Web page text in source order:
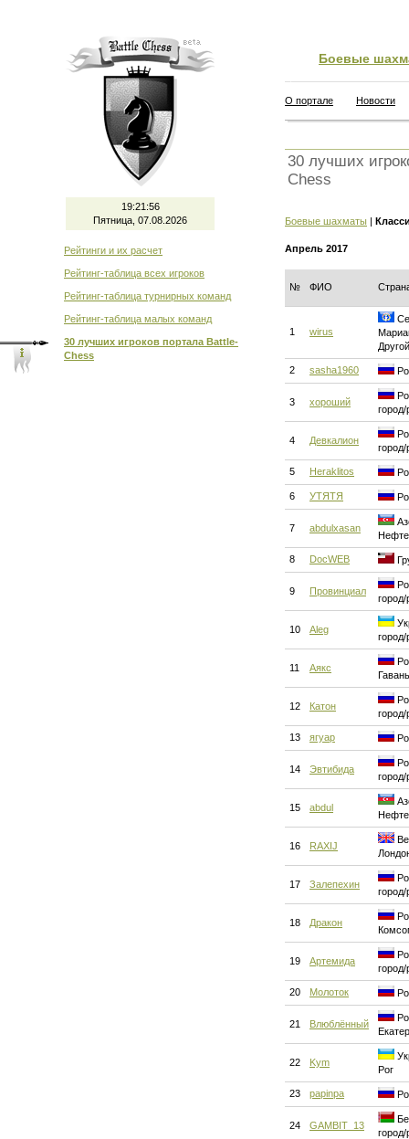
19:21:57
Пятница, 07.08.2026
Рейтинги и их расчет
Рейтинг-таблица всех игроков
Рейтинг-таблица турнирных команд
Рейтинг-таблица малых команд
30 лучших игроков портала Battle-
Chess
Боевые
О портале Новости
30 лучших
Chess
Боевые шахматы |
Апрель 2017
№ ФИО
1 wirus
2 sasha1960
3 хороший
город/
4 Девкалион
город/
5 Heraklitos
6 УТЯТЯ
7 abdulxasan
8 DocWEB
9 Провинциал
город/
10 Aleg
город/
11 Аякс
Гавань
12 Катон
город/
13 ягуар
14 Эвтибида
город/
15 abdul
16 RAXIJ
17 Залепехин
город/
18 Дракон
19 Артемида
город/
20 Молоток
21 Влюблённый
22 Kym
Рог
23 papinpa
24 GAMBIT_13
город/